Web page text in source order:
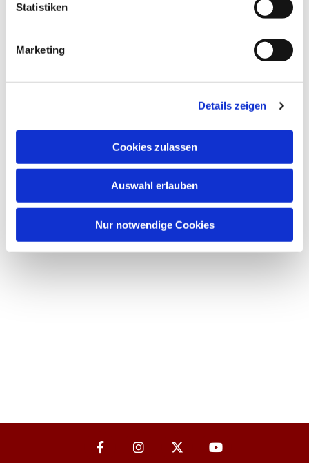
Statistiken
Marketing
Details zeigen
Cookies zulassen
Auswahl erlauben
Nur notwendige Cookies